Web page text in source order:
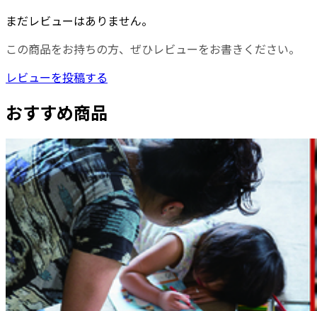
まだレビューはありません。
この商品をお持ちの方、ぜひレビューをお書きください。
レビューを投稿する
おすすめ商品